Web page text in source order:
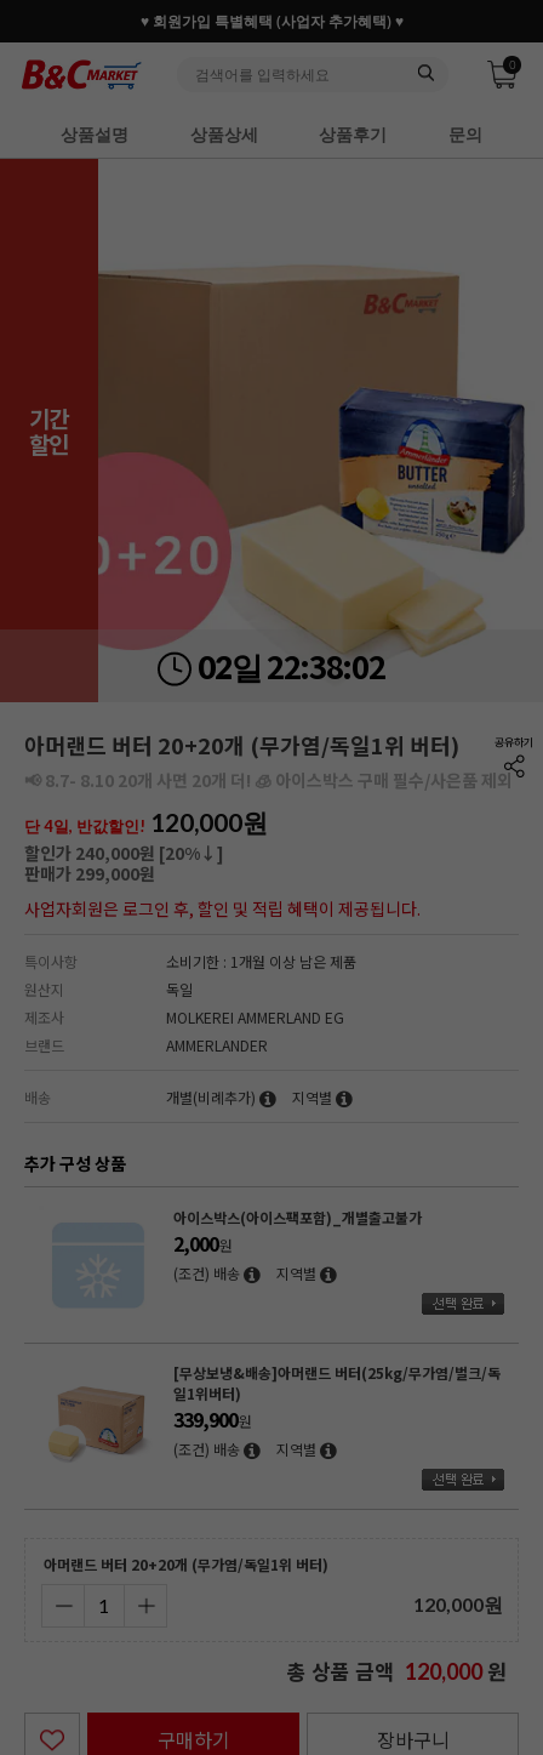
30만 홈베이커 1.2만 사업자가 즐겨찾는 마켓리더
0
상품설명 상품상세 상품후기 문의
기간
할인
02일 22:38:00
아머랜드 버터 20+20개 (무가염/독일1위 버터)
📢 8.7- 8.10 20개 사면 20개 더! 🧊 아이스박스 구매 필수/사은품 제외
단 4일, 반값할인! 120,000원
할인가 240,000원 [20%↓]
판매가 299,000원
사업자회원은 로그인 후, 할인 및 적립 혜택이 제공됩니다.
특이사항
소비기한 : 1개월 이상 남은 제품
원산지
독일
제조사
MOLKEREI AMMERLAND EG
브랜드
AMMERLANDER
배송 개별(비례추가) 지역별
추가 구성 상품
[무배/회원 무상보냉] 그랑퍼마쥬 고메 발효버터
(200g*40개입/무가염/냉동/프랑스)
300,000원
[무배/회원 무상보냉] 그랑퍼마쥬 고메 발효버터
(200g*40개입/가염/냉동/프랑스)
300,000원
(조건) 배송
지역별
아머랜드 버터 20+20개 (무가염/독일1위 버터)
120,000원
총 상품 금액 120,000 원
구매하기 장바구니